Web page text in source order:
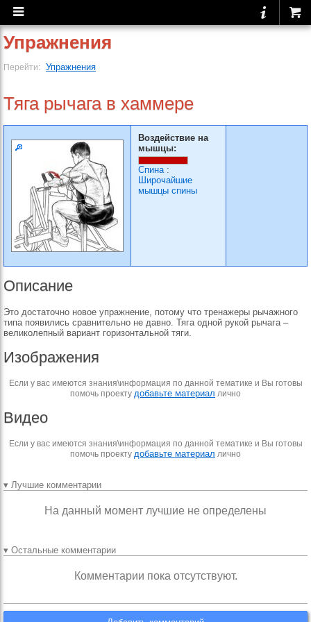
Упражнения
Перейти: Упражнения
Тяга рычага в хаммере
Воздействие на
мышцы:
Спина:
Широчайшие
мышцы спины
Описание
Это достаточно новое упражнение, потому что тренажеры рычажного
типа появились сравнительно не давно. Тяга одной рукой рычага –
великолепный вариант горизонтальной тяги.
Изображения
Если у вас имеются знания\информация по данной тематике и Вы готовы
помочь проекту добавьте материал лично
Видео
Если у вас имеются знания\информация по данной тематике и Вы готовы
помочь проекту добавьте материал лично
▾ Лучшие комментарии
На данный момент лучшие не определены
▾ Остальные комментарии
Комментарии пока отсутствуют.